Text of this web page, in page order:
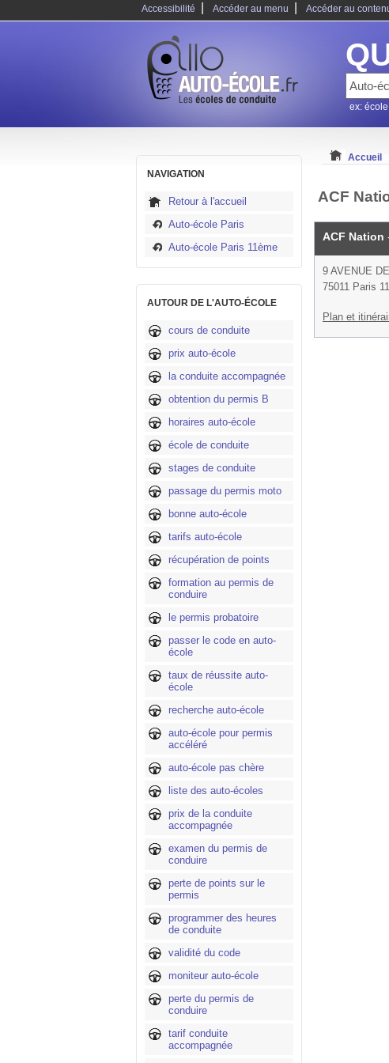
Accessibilité Accéder au menu Accéder au
ex:
NAVIGATION
Retour à l'accueil
Auto-école Paris
Auto-école Paris 11ème
AUTOUR DE L'AUTO-ÉCOLE
cours de conduite
prix auto-école
la conduite accompagnée
obtention du permis B
horaires auto-école
école de conduite
stages de conduite
passage du permis moto
bonne auto-école
tarifs auto-école
récupération de points
formation au permis de
conduire
le permis probatoire
passer le code en auto-
école
taux de réussite auto-
école
recherche auto-école
auto-école pour permis
accéléré
auto-école pas chère
liste des auto-écoles
prix de la conduite
accompagnée
examen du permis de
conduire
perte de points sur le
permis
programmer des heures
de conduite
validité du code
moniteur auto-école
perte du permis de
conduire
tarif conduite
accompagnée
Accueil
ACF
ACF Nation
9 AVENUE
75011 Paris
Plan et